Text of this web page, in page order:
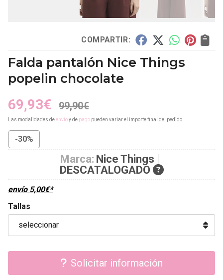
COMPARTIR:
Falda pantalón Nice Things
popelin chocolate
69,93€ 99,90€
Las modalidades deenvíoy de pago pueden variar el importe final del pedido.
-30%
Marca: Nice Things
DESCATALOGADO
envío 5,00€*
Tallas
Solicitar información